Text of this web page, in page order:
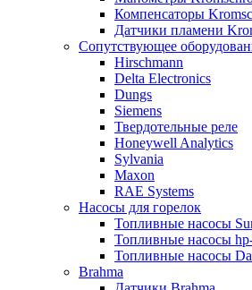
Компенсаторы
Датчики пламени
Сопутствующее
Hirschmann
Delta Electronics
Dungs
Siemens
Твердотельные реле
Honeywell Analytics
Sylvania
Maxon
RAE Systems
Насосы для горелок
Топливные насосы
Топливные насосы
Топливные насосы
Brahma